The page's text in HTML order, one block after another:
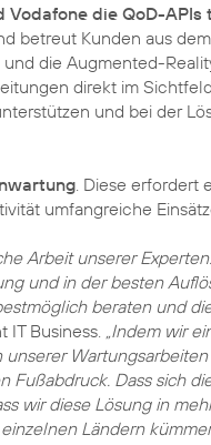
Vodafone die QoD-APIs
betreut Kunden aus
die Augmented-
direkt im
und bei der
. Diese
umfangreiche
Arbeit unserer
und in der besten
beraten und
IT Business.
„Indem wir
Fußabdruck. Dass sich
wir diese Lösung in
Ländern